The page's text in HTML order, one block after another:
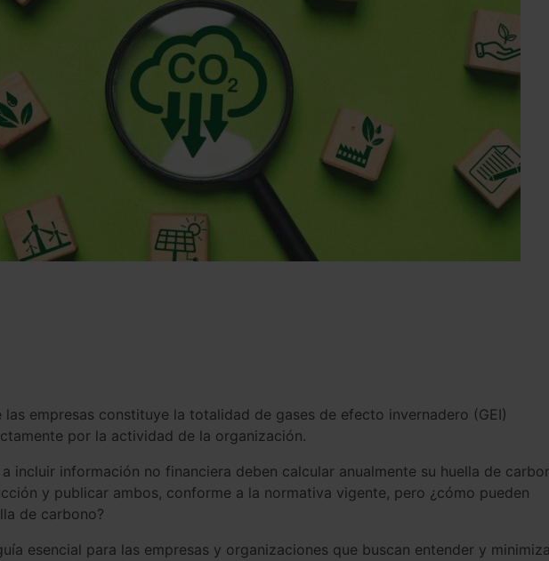
las empresas constituye la totalidad de gases de efecto invernadero (GEI)
por la actividad de la organización.
incluir información no financiera deben calcular anualmente su huella de
y publicar ambos, conforme a la normativa vigente, pero ¿cómo pueden
de carbono?
esencial para las empresas y organizaciones que buscan entender y